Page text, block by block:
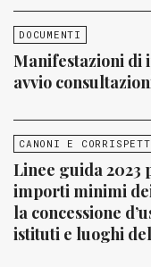
DOCUMENTI
Manifestazioni di
avvio
CANONI E
Linee guida
importi minimi
la concessione
istituti e luoghi